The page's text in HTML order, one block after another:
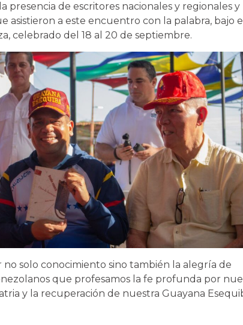
presencia de escritores nacionales y regionales y
asistieron a este encuentro con la palabra, bajo el
celebrado del 18 al 20 de septiembre.
no solo conocimiento sino también la alegría de
que profesamos la fe profunda por
y la recuperación de nuestra Guayana